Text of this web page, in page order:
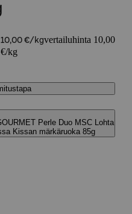
10,00 €/kgvertailuhinta 10,00
€/kg
Perle Duo MSC Lohta
Kissan märkäruoka 85g